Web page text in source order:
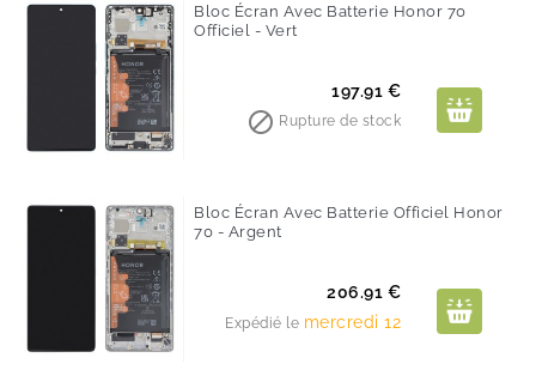
Bloc Écran Avec Batterie Honor 70
Officiel - Vert
Prix
197.91 €
 Rupture de stock
Bloc Écran Avec Batterie Officiel Honor
70 - Argent
Prix
206.91 €
Expédié le mercredi 12